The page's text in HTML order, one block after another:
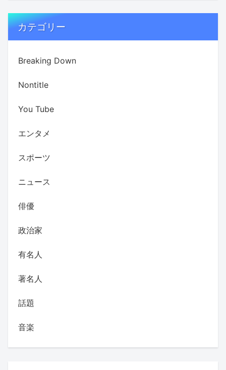
カテゴリー
Breaking Down
Nontitle
You Tube
エンタメ
スポーツ
ニュース
俳優
政治家
有名人
著名人
話題
音楽